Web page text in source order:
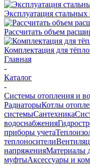
Эксплуатация
Рассчитать объем
Комплектация для
Главная
-
Каталог
-
Системы отопления и
РадиаторыКотлы
системыСантехника
водоснабжения
приборы учета
теплоносители
напряженияМатериалы
муфтыАксессуары и